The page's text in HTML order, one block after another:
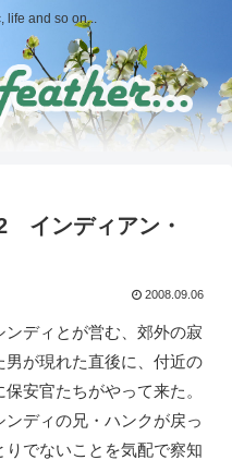
life and so on...
インディアン・
2008.09.06
ディとが営む、郊外の寂
が現れた直後に、付近の
安官たちがやって来た。
ディの兄・ハンクが戻っ
でないことを気配で察知